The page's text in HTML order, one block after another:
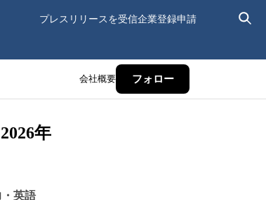
プレスリリースを受信企業登録申請
会社概要 フォロー
年
英語